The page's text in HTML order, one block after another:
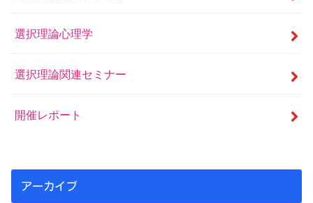
選択理論心理学
選択理論関連セミナー
開催レポート
アーカイブ